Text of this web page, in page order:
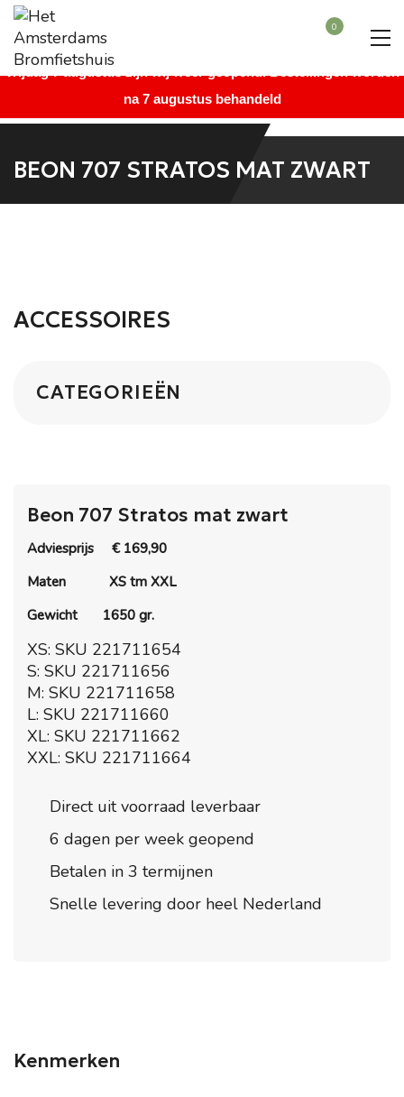
Beste bezoeker, wegens vakantie is onze winkel gesloten vanaf
maandag 27 juli augustus t/m donderdag 6 augustus. Vanaf
na 7 augustus behandeld
0
BEON 707 STRATOS MAT ZWART
ACCESSOIRES
CATEGORIEËN
Beon 707 Stratos mat zwart
Adviesprijs € 169,90
Maten XS tm XXL
Gewicht 1650 gr.
XS: SKU 221711654
S: SKU 221711656
M: SKU 221711658
L: SKU 221711660
XL: SKU 221711662
XXL: SKU 221711664
Direct uit voorraad leverbaar
6 dagen per week geopend
Betalen in 3 termijnen
Snelle levering door heel Nederland
Kenmerken